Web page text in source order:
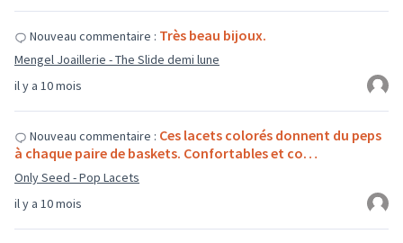
il y a 10 mois
Nouveau commentaire : Très beau bijoux.
Mengel Joaillerie - The Slide demi lune
il y a 10 mois
Nouveau commentaire : Ces lacets colorés donnent du peps
à chaque paire de baskets. Confortables et co…
Only Seed - Pop Lacets